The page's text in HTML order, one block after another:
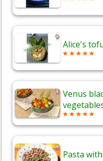
Alice's
Venus
Pasta